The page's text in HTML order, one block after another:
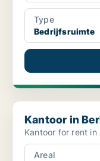
Type
Bedrijfsruimte
Kantoor in Berkelland,
Kantoor in
Kantoor for rent in
Areal